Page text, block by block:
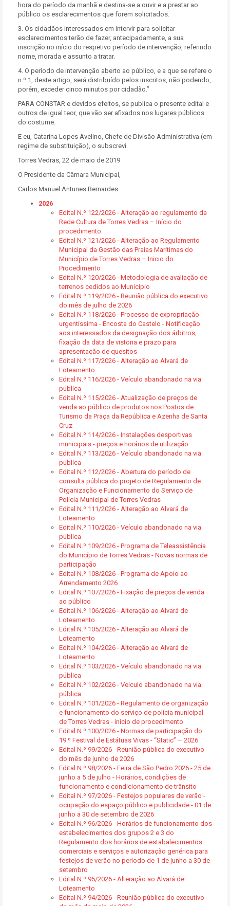
hora do período da manhã e destina-se a ouvir e a prestar ao
público os esclarecimentos que forem solicitados.
3. Os cidadãos interessados em intervir para solicitar
esclarecimentos terão de fazer, antecipadamente, a sua
inscrição no início do respetivo período de intervenção, referindo
nome, morada e assunto a tratar.
4. O período de intervenção aberto ao público, e a que se refere o
n.º 1, deste artigo, será distribuído pelos inscritos, não podendo,
porém, exceder cinco minutos por cidadão.”
PARA CONSTAR e devidos efeitos, se publica o presente edital e
outros de igual teor, que vão ser afixados nos lugares públicos
do costume.
E eu, Catarina Lopes Avelino, Chefe de Divisão Administrativa (em
regime de substituição), o subscrevi.
Torres Vedras, 22 de maio de 2019
O Presidente da Câmara Municipal,
Carlos Manuel Antunes Bernardes
2026
Edital N.º 122/2026 - Alteração ao regulamento da
Rede Cultura de Torres Vedras – Início do
procedimento
Edital N.º 121/2026 - Alteração ao Regulamento
Municipal da Gestão das Praias Marítimas do
Município de Torres Vedras – Inicio do
Procedimento
Edital N.º 120/2026 - Metodologia de avaliação de
terrenos cedidos ao Município
Edital N.º 119/2026 - Reunião pública do executivo
do mês de julho de 2026
Edital N.º 118/2026 - Processo de expropriação
urgentíssima - Encosta do Castelo - Notificação
aos interessados da designação dos árbitros,
fixação da data de vistoria e prazo para
apresentação de quesitos
Edital N.º 117/2026 - Alteração ao Alvará de
Loteamento
Edital N.º 116/2026 - Veículo abandonado na via
pública
Edital N.º 115/2026 - Atualização de preços de
venda ao público de produtos nos Postos de
Turismo da Praça da República e Azenha de Santa
Cruz
Edital N.º 114/2026 - Instalações desportivas
municipais - preços e horários de utilização
Edital N.º 113/2026 - Veículo abandonado na via
pública
Edital N.º 112/2026 - Abertura do período de
consulta pública do projeto de Regulamento de
Organização e Funcionamento do Serviço de
Polícia Municipal de Torres Vedras
Edital N.º 111/2026 - Alteração ao Alvará de
Loteamento
Edital N.º 110/2026 - Veículo abandonado na via
pública
Edital N.º 109/2026 - Programa de Teleassistência
do Município de Torres Vedras - Novas normas de
participação
Edital N.º 108/2026 - Programa de Apoio ao
Arrendamento 2026
Edital N.º 107/2026 - Fixação de preços de venda
ao público
Edital N.º 106/2026 - Alteração ao Alvará de
Loteamento
Edital N.º 105/2026 - Alteração ao Alvará de
Loteamento
Edital N.º 104/2026 - Alteração ao Alvará de
Loteamento
Edital N.º 103/2026 - Veículo abandonado na via
pública
Edital N.º 102/2026 - Veículo abandonado na via
pública
Edital N.º 101/2026 - Regulamento de organização
e funcionamento do serviço de polícia municipal
de Torres Vedras - início de procedimento
Edital N.º 100/2026 - Normas de participação do
19.º Festival de Estátuas Vivas - “Static” – 2026
Edital N.º 99/2026 - Reunião pública do executivo
do mês de junho de 2026
Edital N.º 98/2026 - Feira de São Pedro 2026 - 25 de
junho a 5 de julho - Horários, condições de
funcionamento e condicionamento de trânsito
Edital N.º 97/2026 - Festejos populares de verão -
ocupação do espaço público e publicidade - 01 de
junho a 30 de setembro de 2026
Edital N.º 96/2026 - Horários de funcionamento dos
estabelecimentos dos grupos 2 e 3 do
Regulamento dos horários de estabalecimentos
comerciais e serviços e autorização genérica para
festejos de verão no período de 1 de junho a 30 de
setembro
Edital N.º 95/2026 - Alteração ao Alvará de
Loteamento
Edital N.º 94/2026 - Reunião pública do executivo